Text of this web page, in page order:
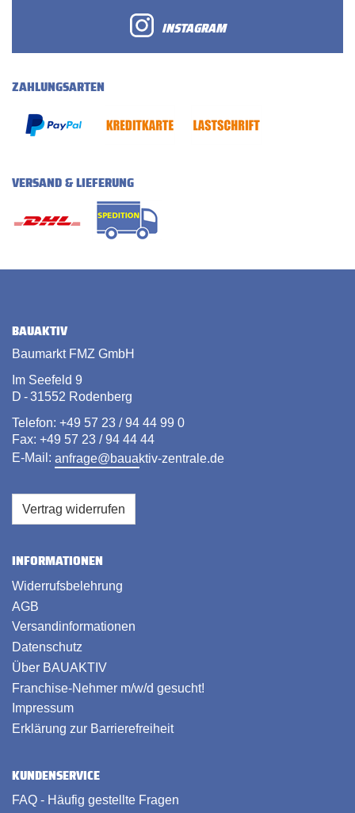
INSTAGRAM
ZAHLUNGSARTEN
VERSAND & LIEFERUNG
BAUAKTIV
Baumarkt FMZ GmbH
Im Seefeld 9
D - 31552 Rodenberg
Telefon: +49 57 23 / 94 44 99 0
Fax: +49 57 23 / 94 44 44
E-Mail: anfrage@bauaktiv-zentrale.de
Vertrag widerrufen
INFORMATIONEN
Widerrufsbelehrung
AGB
Versandinformationen
Datenschutz
Über BAUAKTIV
Franchise-Nehmer m/w/d gesucht!
Impressum
Erklärung zur Barrierefreiheit
KUNDENSERVICE
FAQ - Häufig gestellte Fragen